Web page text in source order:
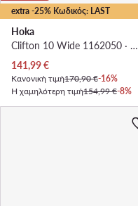
extra -25% Κωδικός: LAST
Hoka
Clifton 10 Wide 1162050 · Παπούτσια για Τρέξιμο
Τρέχουσα τιμή
141,99€
Κανονική τιμή170,90 €-16%
Η χαμηλότερη τιμή154,99 €-8%